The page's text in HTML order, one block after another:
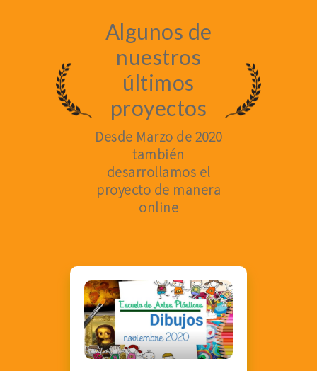
Algunos de
nuestros
últimos
proyectos
Desde Marzo de 2020
también
desarrollamos el
proyecto de manera
online